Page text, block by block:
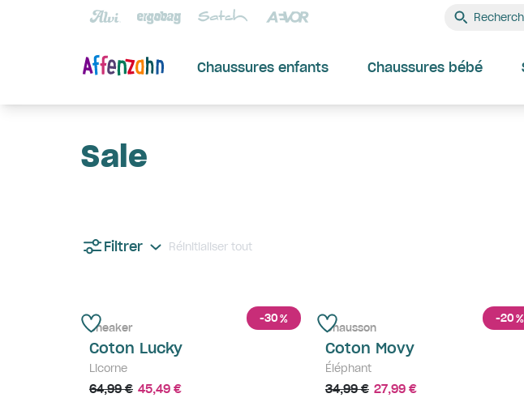
Chaussures enfants Chaussures bébé
Sale
Filtrer Réinitialiser tout
-30%
Sneaker
Coton Lucky
Licorne
64,99 € 45,49 €
-20%
Chausson
Coton Movy
Éléphant
34,99 € 27,99 €